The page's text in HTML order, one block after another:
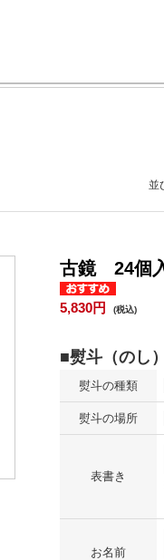
並
古鏡 24個
5,830円 (税込)
熨斗の種類
熨斗の場所
表書き
お名前